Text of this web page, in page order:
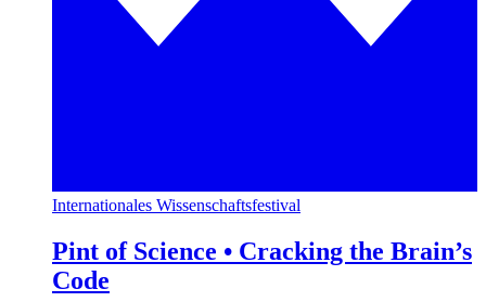
Internationales Wissenschaftsfestival
Pint of Science • Cracking the Brain’s
Code